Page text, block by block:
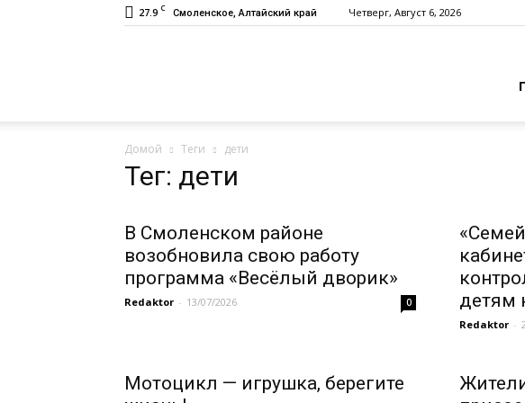
27.9 C Смоленское, Алтайский край Четверг, Август 6, 2026
«Заря»
Домой Теги дети
Тег: дети
В Смоленском районе
возобновила свою работу
программа «Весёлый дворик»
Redaktor - 13/07/2026 0
детям
Redaktor -
Мотоцикл — игрушка, берегите